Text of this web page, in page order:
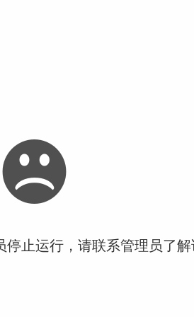
停止运行，请联系管理员了